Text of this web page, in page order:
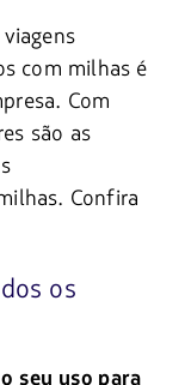
com milhas é
Com
são as
Confira
os
seu uso para